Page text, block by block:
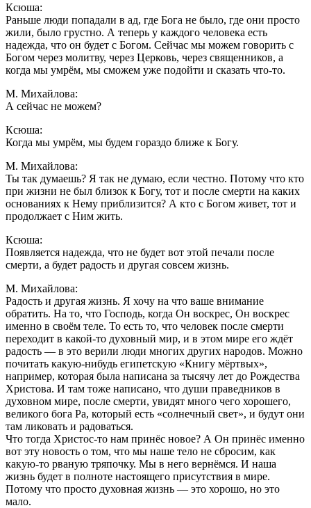
Ксюша:
Раньше люди попадали в ад, где Бога не было, где они просто
жили, было грустно. А теперь у каждого человека есть
надежда, что он будет с Богом. Сейчас мы можем говорить с
Богом через молитву, через Церковь, через священников, а
когда мы умрём, мы сможем уже подойти и сказать что-то.
М. Михайлова:
А сейчас не можем?
Ксюша:
Когда мы умрём, мы будем гораздо ближе к Богу.
М. Михайлова:
Ты так думаешь? Я так не думаю, если честно. Потому что кто
при жизни не был близок к Богу, тот и после смерти на каких
основаниях к Нему приблизится? А кто с Богом живет, тот и
продолжает с Ним жить.
Ксюша:
Появляется надежда, что не будет вот этой печали после
смерти, а будет радость и другая совсем жизнь.
М. Михайлова:
Радость и другая жизнь. Я хочу на что ваше внимание
обратить. На то, что Господь, когда Он воскрес, Он воскрес
именно в своём теле. То есть то, что человек после смерти
переходит в какой-то духовный мир, и в этом мире его ждёт
радость — в это верили люди многих других народов. Можно
почитать какую-нибудь египетскую «Книгу мёртвых»,
например, которая была написана за тысячу лет до Рождества
Христова. И там тоже написано, что души праведников в
духовном мире, после смерти, увидят много чего хорошего,
великого бога Ра, который есть «солнечный свет», и будут они
там ликовать и радоваться.
Что тогда Христос-то нам принёс новое? А Он принёс именно
вот эту новость о том, что мы наше тело не сбросим, как
какую-то рваную тряпочку. Мы в него вернёмся. И наша
жизнь будет в полноте настоящего присутствия в мире.
Потому что просто духовная жизнь — это хорошо, но это
мало.